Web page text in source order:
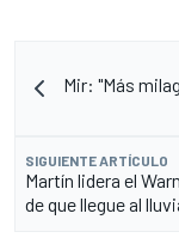
Mir: "Más
SIGUIENTE ARTÍCULO
Martín lidera el
de que llegue al